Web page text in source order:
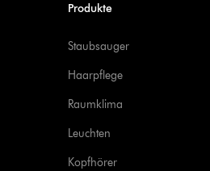
Produkte
Staubsauger
Haarpflege
Raumklima
Leuchten
Kopfhörer